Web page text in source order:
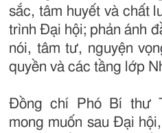
sắc, tâm huyết và chất
trình Đại hội; phản ánh
nói, tâm tư, nguyện
quyền và các tầng lớp
Đồng chí Phó Bí thư
mong muốn sau Đại